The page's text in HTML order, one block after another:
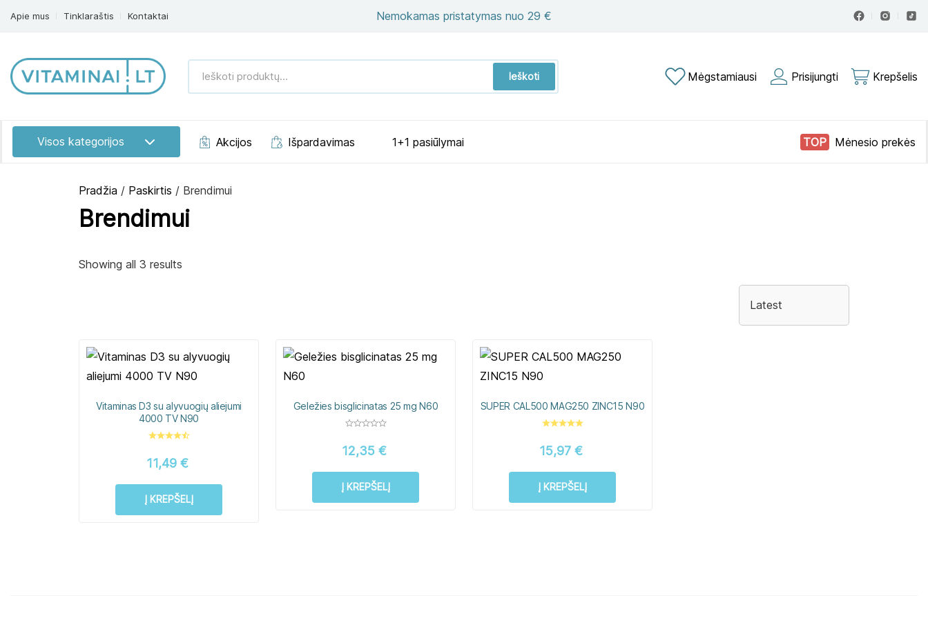
Apie mus Tinklaraštis Kontaktai Nemokamas pristatymas nuo 29 €
Ieškoti
produktų:
Ieškoti Mėgstamiausi Prisijungti Krepšelis
Visos kategorijos Akcijos Išpardavimas 1+1 pasiūlymai Mėnesio prekės
Pradžia / Paskirtis / Brendimui
Brendimui
Showing all 3 results
Vitaminas D3 su alyvuogių aliejumi
4000 TV N90
11,49 €
Į KREPŠELĮ
Geležies bisglicinatas 25 mg N60
12,35 €
Į KREPŠELĮ
SUPER CAL500 MAG250 ZINC15 N90
15,97 €
Į KREPŠELĮ